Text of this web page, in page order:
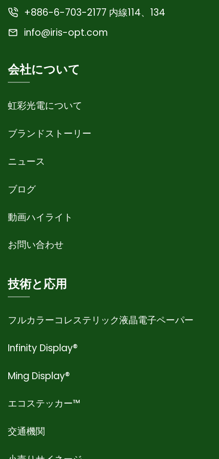
+886-6-703-2177 内線114、134
info@iris-opt.com
会社について
虹彩光電について
ブランドストーリー
ニュース
ブログ
動画ハイライト
お問い合わせ
技術と応用
フルカラーコレステリック液晶電子ペーパー
Infinity Display®
Ming Display®
エコステッカー™
交通機関